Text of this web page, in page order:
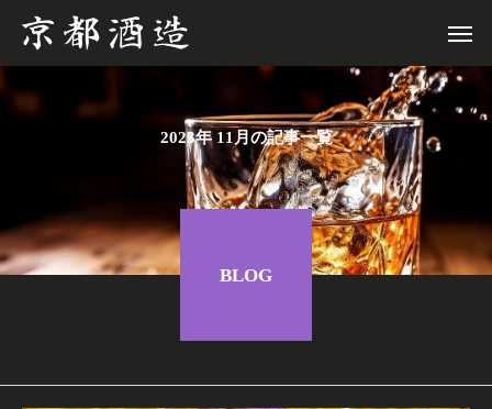
2023年 11月の記事一覧
BLOG